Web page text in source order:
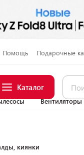
Помощь Подарочные
Каталог
Вентиляторы
киянки